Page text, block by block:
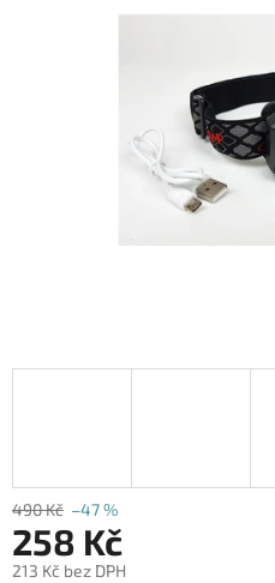
490 Kč –47 %
258 Kč
213 Kč bez DPH